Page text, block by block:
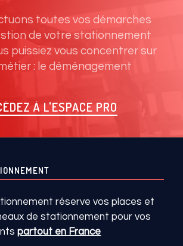
toutes vos démarches
de votre stationnement
puissiez vous concentrer sur
: le déménagement
À L'ESPACE PRO
réserve vos places et
de stationnement pour vos
partout en France